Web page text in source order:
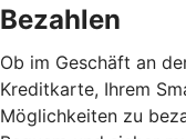
Bezahlen
Ob im Geschäft an
Kreditkarte, Ihrem
Möglichkeiten zu